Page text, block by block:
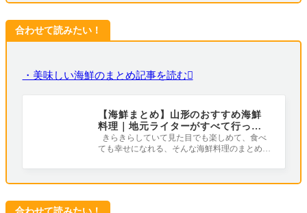
合わせて読みたい！
・美味しい海鮮のまとめ記事を読む
【海鮮まとめ】山形のおすすめ海鮮
料理｜地元ライターがすべて行って
みました！
きらきらしていて見た目でも楽しめて、食べ
ても幸せになれる、そんな海鮮料理のまとめで